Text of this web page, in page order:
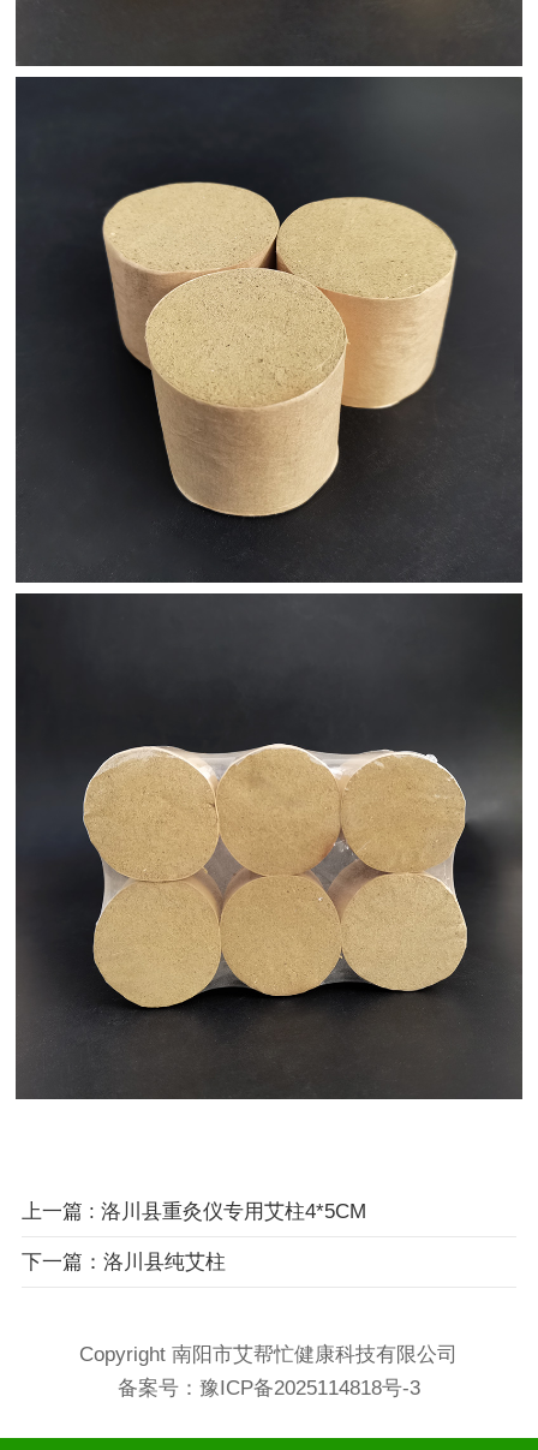
上一篇 : 洛川县重灸仪专用艾柱4*5CM
下一篇：洛川县纯艾柱
Copyright 南阳市艾帮忙健康科技有限公司
备案号： 豫ICP备2025114818号-3